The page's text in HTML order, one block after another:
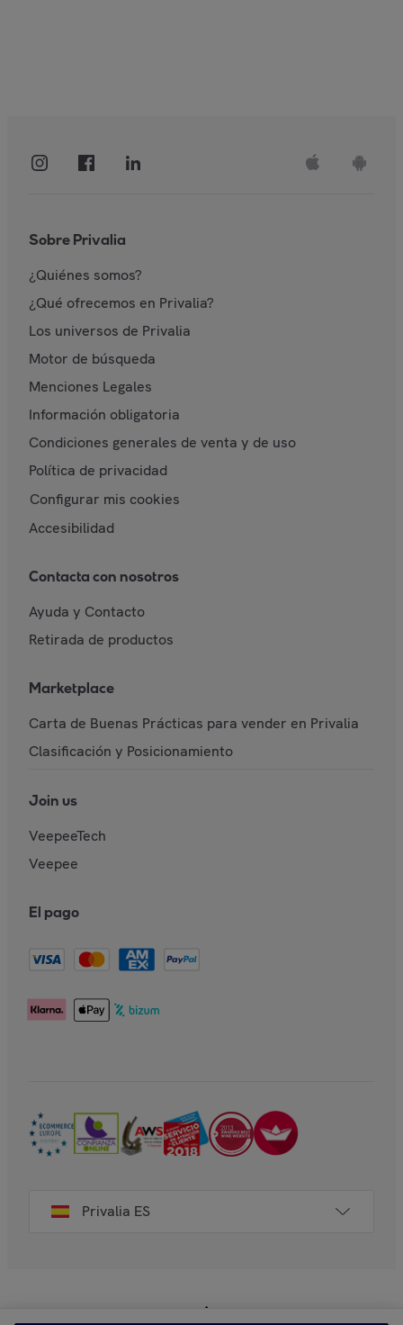
Sobre Privalia
¿Quiénes somos?
¿Qué ofrecemos en Privalia?
Los universos de Privalia
Motor de búsqueda
Menciones Legales
Información obligatoria
Condiciones generales de venta y de uso
Política de privacidad
Configurar mis cookies
Accesibilidad
Contacta con nosotros
Ayuda y Contacto
Retirada de productos
Marketplace
Carta de Buenas Prácticas para vender en Privalia
Clasificación y Posicionamiento
Join us
VeepeeTech
Veepee
El pago
Privalia ES